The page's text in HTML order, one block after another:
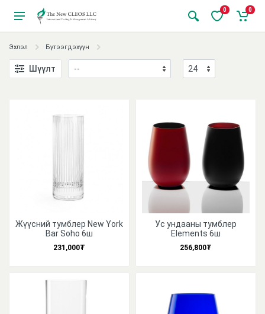
0 0
Эхлэл Бүтээгдэхүүн
Шүүлт
Жүүсний тумблер New York
Bar Soho 6ш
231,000₮
Ус ундааны тумблер
Elements 6ш
256,800₮